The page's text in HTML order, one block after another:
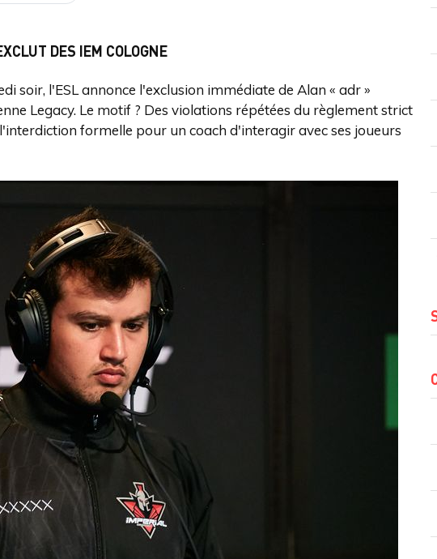
DES IEM COLOGNE
soir, l'ESL annonce l'exclusion immédiate de Alan « adr »
Legacy. Le motif ? Des violations répétées du règlement strict
formelle pour un coach d'interagir avec ses joueurs